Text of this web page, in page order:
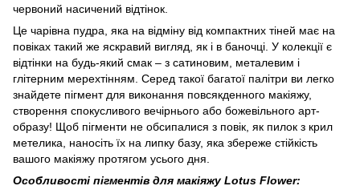
червоний насичений відтінок.
Це чарівна пудра, яка на відміну від компактних тіней має на
повіках такий же яскравий вигляд, як і в баночці. У колекції є
відтінки на будь-який смак – з сатиновим, металевим і
глітерним мерехтінням. Серед такої багатої палітри ви легко
знайдете пігмент для виконання повсякденного макіяжу,
створення спокусливого вечірнього або божевільного арт-
образу! Щоб пігменти не обсипалися з повік, як пилок з крил
метелика, наносіть їх на липку базу, яка збереже стійкість
вашого макіяжу протягом усього дня.
Особливості пігментів для макіяжу Lotus Flower: